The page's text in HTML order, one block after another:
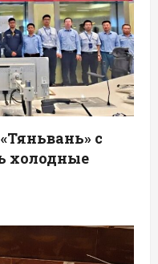
с
холодные